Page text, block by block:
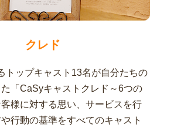
クレド
トップキャスト13名が自分たちの
「CaSyキャストクレド～6つの
様に対する思い、サービスを行
行動の基準をすべてのキャスト